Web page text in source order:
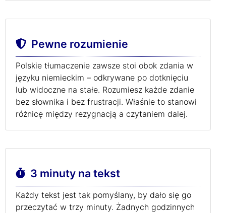
Pewne rozumienie
Polskie tłumaczenie zawsze stoi obok zdania w
języku niemieckim – odkrywane po dotknięciu
lub widoczne na stałe. Rozumiesz każde zdanie
bez słownika i bez frustracji. Właśnie to stanowi
różnicę między rezygnacją a czytaniem dalej.
3 minuty na tekst
Każdy tekst jest tak pomyślany, by dało się go
przeczytać w trzy minuty. Żadnych godzinnych